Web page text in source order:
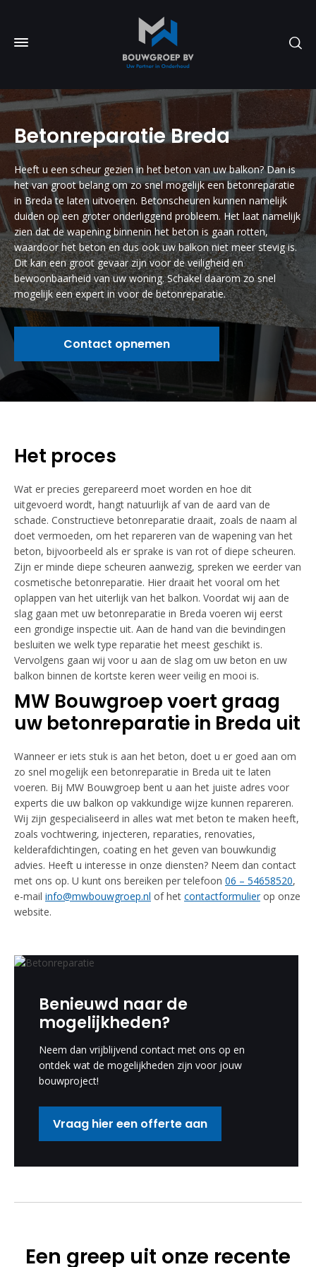
Betonreparatie Breda
Heeft u een scheur gezien in het beton van uw balkon? Dan is
het van groot belang om zo snel mogelijk een betonreparatie
in Breda te laten uitvoeren. Betonscheuren kunnen namelijk
duiden op een groter onderliggend probleem. Het laat namelijk
zien dat de wapening binnenin het beton is gaan rotten,
waardoor het beton en dus ook uw balkon niet meer stevig is.
Dit kan een groot gevaar zijn voor de veiligheid en
bewoonbaarheid van uw woning. Schakel daarom zo snel
mogelijk een expert in voor de betonreparatie.
Contact opnemen
Het proces
Wat er precies gerepareerd moet worden en hoe dit
uitgevoerd wordt, hangt natuurlijk af van de aard van de
schade. Constructieve betonreparatie draait, zoals de naam al
doet vermoeden, om het repareren van de wapening van het
beton, bijvoorbeeld als er sprake is van rot of diepe scheuren.
Zijn er minde diepe scheuren aanwezig, spreken we eerder van
cosmetische betonreparatie. Hier draait het vooral om het
oplappen van het uiterlijk van het balkon. Voordat wij aan de
slag gaan met uw betonreparatie in Breda voeren wij eerst
een grondige inspectie uit. Aan de hand van die bevindingen
besluiten we welk type reparatie het meest geschikt is.
Vervolgens gaan wij voor u aan de slag om uw beton en uw
balkon binnen de kortste keren weer veilig en mooi is.
MW Bouwgroep voert graag
uw betonreparatie in Breda uit
Wanneer er iets stuk is aan het beton, doet u er goed aan om
zo snel mogelijk een betonreparatie in Breda uit te laten
voeren. Bij MW Bouwgroep bent u aan het juiste adres voor
experts die uw balkon op vakkundige wijze kunnen repareren.
Wij zijn gespecialiseerd in alles wat met beton te maken heeft,
zoals vochtwering, injecteren, reparaties, renovaties,
kelderafdichtingen, coating en het geven van bouwkundig
advies. Heeft u interesse in onze diensten? Neem dan contact
met ons op. U kunt ons bereiken per telefoon 06 – 54658520,
e-mail info@mwbouwgroep.nl of het contactformulierop onze
website.
Benieuwd naar de
mogelijkheden?
Neem dan vrijblijvend contact met ons op en
ontdek wat de mogelijkheden zijn voor jouw
bouwproject!
Vraag hier een offerte aan
Een greep uit onze recente